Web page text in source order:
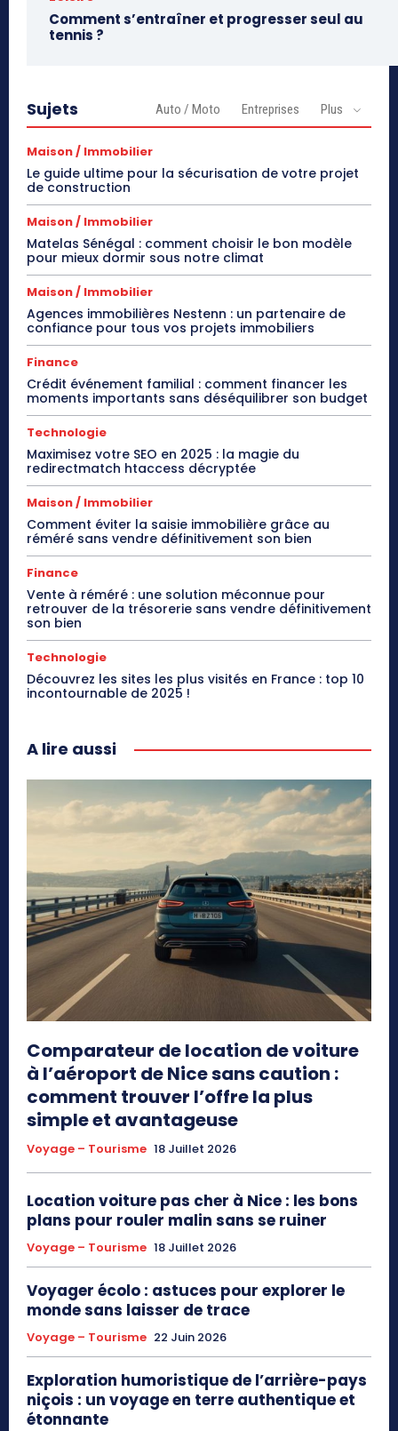
Comment s’entraîner et progresser seul au
tennis ?
Sujets Auto / Moto Entreprises Plus
Maison / Immobilier
Le guide ultime pour la sécurisation de votre projet
de construction
Maison / Immobilier
Matelas Sénégal : comment choisir le bon modèle
pour mieux dormir sous notre climat
Maison / Immobilier
Agences immobilières Nestenn : un partenaire de
confiance pour tous vos projets immobiliers
Finance
Crédit événement familial : comment financer les
moments importants sans déséquilibrer son budget
Technologie
Maximisez votre SEO en 2025 : la magie du
redirectmatch htaccess décryptée
Maison / Immobilier
Comment éviter la saisie immobilière grâce au
réméré sans vendre définitivement son bien
Finance
Vente à réméré : une solution méconnue pour
retrouver de la trésorerie sans vendre définitivement
son bien
Technologie
Découvrez les sites les plus visités en France : top 10
incontournable de 2025 !
A lire aussi
Comparateur de location de voiture
à l’aéroport de Nice sans caution :
comment trouver l’offre la plus
simple et avantageuse
Voyage – Tourisme 18 Juillet 2026
Location voiture pas cher à Nice : les bons
plans pour rouler malin sans se ruiner
Voyage – Tourisme 18 Juillet 2026
Voyager écolo : astuces pour explorer le
monde sans laisser de trace
Voyage – Tourisme 22 Juin 2026
Exploration humoristique de l’arrière-pays
niçois : un voyage en terre authentique et
étonnante